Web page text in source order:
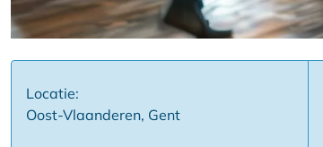
Locatie:
Oost-Vlaanderen, Gent